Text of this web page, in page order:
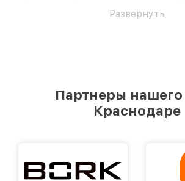
Развернуть
Партнеры
Краснодаре